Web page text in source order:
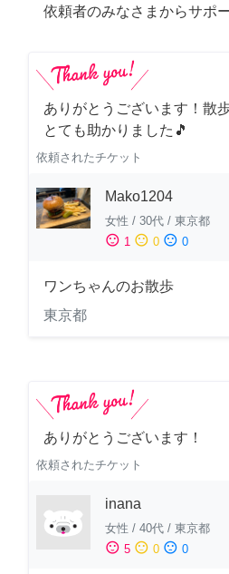
依頼者のみなさまからサポ
ありがとうございます！散
とても助かりました🎵
依頼されたチケット
Mako1204
女性 / 30代 / 東京都
sentiment_satisfied 1 sentiment_neutral 0 sentiment_dissatisfied 0
ワンちゃんのお散歩
東京都
ありがとうございます！
依頼されたチケット
inana
女性 / 40代 / 東京都
sentiment_satisfied 5 sentiment_neutral 0 sentiment_dissatisfied 0